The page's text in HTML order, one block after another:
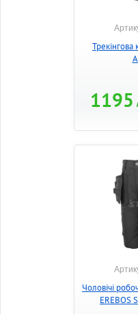
1195
Чоловічі
EREBOS